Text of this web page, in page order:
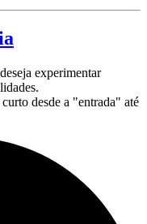
experimentar
desde a "entrada" até